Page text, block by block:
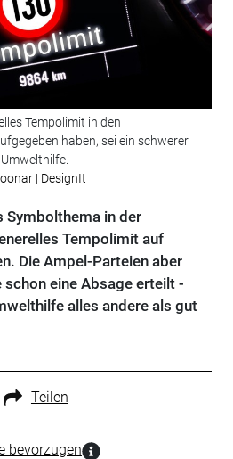
Tempolimit in den
haben, sei ein schwerer
| DesignIt
Symbolthema in der
Tempolimit auf
Die Ampel-Parteien aber
schon eine Absage erteilt -
alles andere als gut
Teilen
bevorzugen